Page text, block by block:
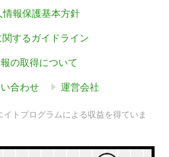
情報保護基本方針
するガイドライン
の取得について
合わせ 運営会社
トプログラムによる収益を得ていま